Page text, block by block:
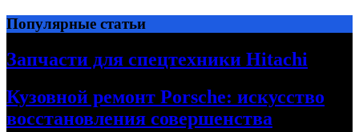
Перейти
к
содержимому
Популярные статьи
Запчасти для спецтехники Hitachi
Кузовной ремонт Porsche: искусство
восстановления совершенства